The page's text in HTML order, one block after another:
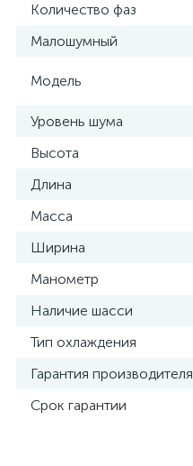
Количество фаз
Малошумный
Модель
Уровень шума
Высота
Длина
Масса
Ширина
Манометр
Наличие шасси
Тип охлаждения
Гарантия производителя
Срок гарантии